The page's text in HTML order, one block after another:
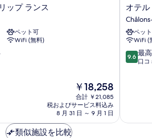
ップ ランス
ペット可
WiFi (無料)
現
在
の
料
金
￥18,258
合計 ￥21,085
税およびサービス料込み
8 月 31 日 ～ 9 月 1 日
オ
テ
ル
ア
ケ
ナ
シ
ャ
オテ
ペッ
WiFi (
10
段
素
9.6 最
口コ
類似施設を比較